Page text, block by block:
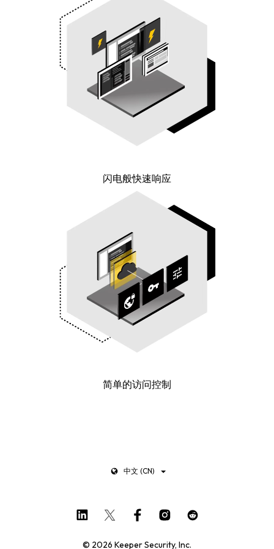
闪电般快速响应
简单的访问控制
中文 (CN)
© 2026 Keeper Security, Inc.